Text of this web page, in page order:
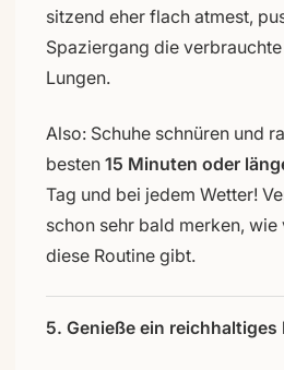
sitzend eher flach atmest,
Spaziergang die
Lungen.
Also: Schuhe schnüren und
besten 15 Minuten oder
Tag und bei jedem Wetter!
schon sehr bald merken,
diese Routine gibt.
5. Genieße ein